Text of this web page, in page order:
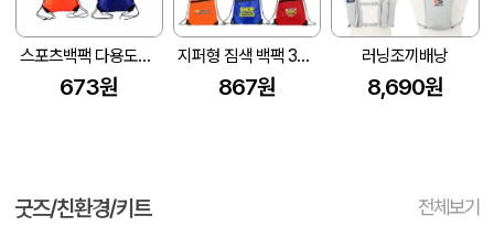
스포츠백팩 다용도가방
673원
지퍼형 짐색 백팩 34x42(㎝)
867원
러닝조끼배낭
8,690원
굿즈/친환경/키트 전체보기